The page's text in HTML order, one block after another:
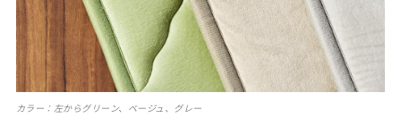
カラー：左からグリーン、ベージュ、グレー